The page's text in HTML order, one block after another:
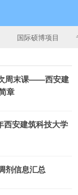
国际硕博项目
周末课——西安建
章
西安建筑科技大学
剂信息汇总